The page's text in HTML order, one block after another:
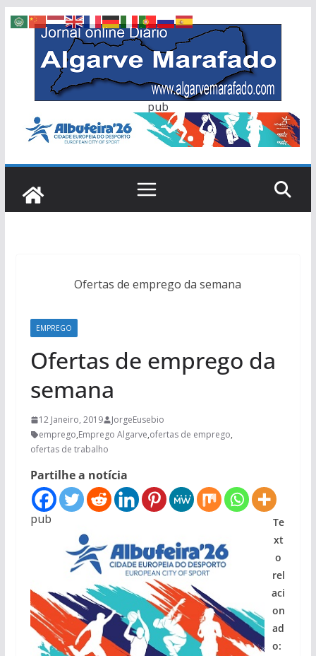
Skip
content
pub
Ofertas de emprego da semana
EMPREGO
Ofertas de emprego da
semana
12 Janeiro, 2019
JorgeEusebio
emprego,Emprego Algarve,ofertas de emprego,
ofertas de trabalho
Partilhe a notícia
pub
Te
xt
o
rel
aci
on
ad
o: